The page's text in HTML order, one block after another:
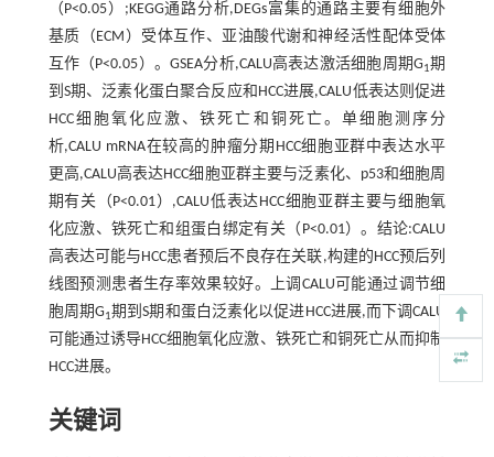
（P<0.05）;KEGG通路分析,DEGs富集的通路主要有细胞外
基质（ECM）受体互作、亚油酸代谢和神经活性配体受体
互作（P<0.05）。GSEA分析,CALU高表达激活细胞周期G1期
到S期、泛素化蛋白聚合反应和HCC进展,CALU低表达则促进
HCC细胞氧化应激、铁死亡和铜死亡。单细胞测序分
析,CALU mRNA在较高的肿瘤分期HCC细胞亚群中表达水平
更高,CALU高表达HCC细胞亚群主要与泛素化、p53和细胞周
期有关（P<0.01）,CALU低表达HCC细胞亚群主要与细胞氧
化应激、铁死亡和组蛋白绑定有关（P<0.01）。结论:CALU
高表达可能与HCC患者预后不良存在关联,构建的HCC预后列
线图预测患者生存率效果较好。上调CALU可能通过调节细
胞周期G1期到S期和蛋白泛素化以促进HCC进展,而下调CALU
可能通过诱导HCC细胞氧化应激、铁死亡和铜死亡从而抑制
HCC进展。
关键词